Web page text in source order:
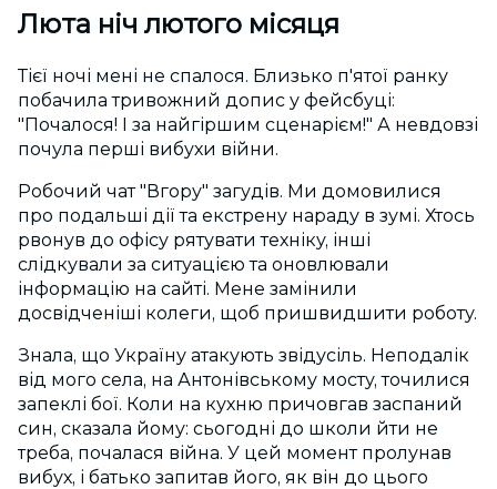
Люта ніч лютого місяця
Тієї ночі мені не спалося. Близько п'ятої ранку
побачила тривожний допис у фейсбуці:
"Почалося! І за найгіршим сценарієм!" А невдовзі
почула перші вибухи війни.
Робочий чат "Вгору" загудів. Ми домовилися
про подальші дії та екстрену нараду в зумі. Хтось
рвонув до офісу рятувати техніку, інші
слідкували за ситуацією та оновлювали
інформацію на сайті. Мене замінили
досвідченіші колеги, щоб пришвидшити роботу.
Знала, що Україну атакують звідусіль. Неподалік
від мого села, на Антонівському мосту, точилися
запеклі бої. Коли на кухню причовгав заспаний
син, сказала йому: сьогодні до школи йти не
треба, почалася війна. У цей момент пролунав
вибух, і батько запитав його, як він до цього